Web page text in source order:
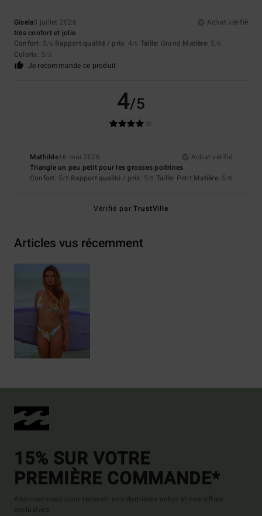
Gisela5 juillet 2026
Achat vérifié
très confort et jolie
Confort: 5/5 Rapport qualité / prix: 4/5 Taille: Grand Matière: 5 /5
Coloris: 5/5
Je recommande ce produit
4/5
Mathilde16 mai 2026
Achat vérifié
Triangle un peu petit pour les grosses poitrines
Confort: 5/5 Rapport qualité / prix: 5/5 Taille: Petit Matière: 5 /5
Vérifié parTrustVille
Articles vus récemment
15% SUR VOTRE
PREMIÈRE COMMANDE*
Abonnez-vous pour recevoir nos dernières actus et nos offres
exclusives.